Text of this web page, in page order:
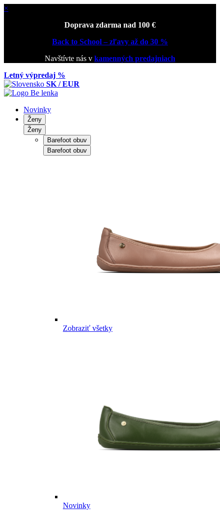
×
Doprava zdarma nad 100 €
Back to School – zľavy až do 30 %
Navštívte nás v kamenných predajniach
Letný výpredaj %
SK / EUR
Novinky
Ženy
Ženy
Barefoot obuv
Barefoot obuv
Zobraziť všetky
Novinky